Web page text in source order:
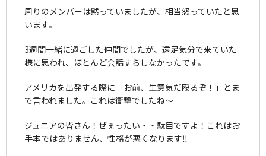
周りのメンバーは黙っていましたが、相当怒っていたと思
います。
3週間一緒に過ごした仲間でしたが、遠足気分で来ていた
様に思われ、ほとんど会話すらしなかったです。
アメリカを出発する際に「お前、生意気だ殴るぞ！」とま
で言われました。これは衝撃でしたね～
ジュニアの皆さん！ぜぇったい・・駄目ですよ！これはお
手本ではありません、性格が悪くなります‼